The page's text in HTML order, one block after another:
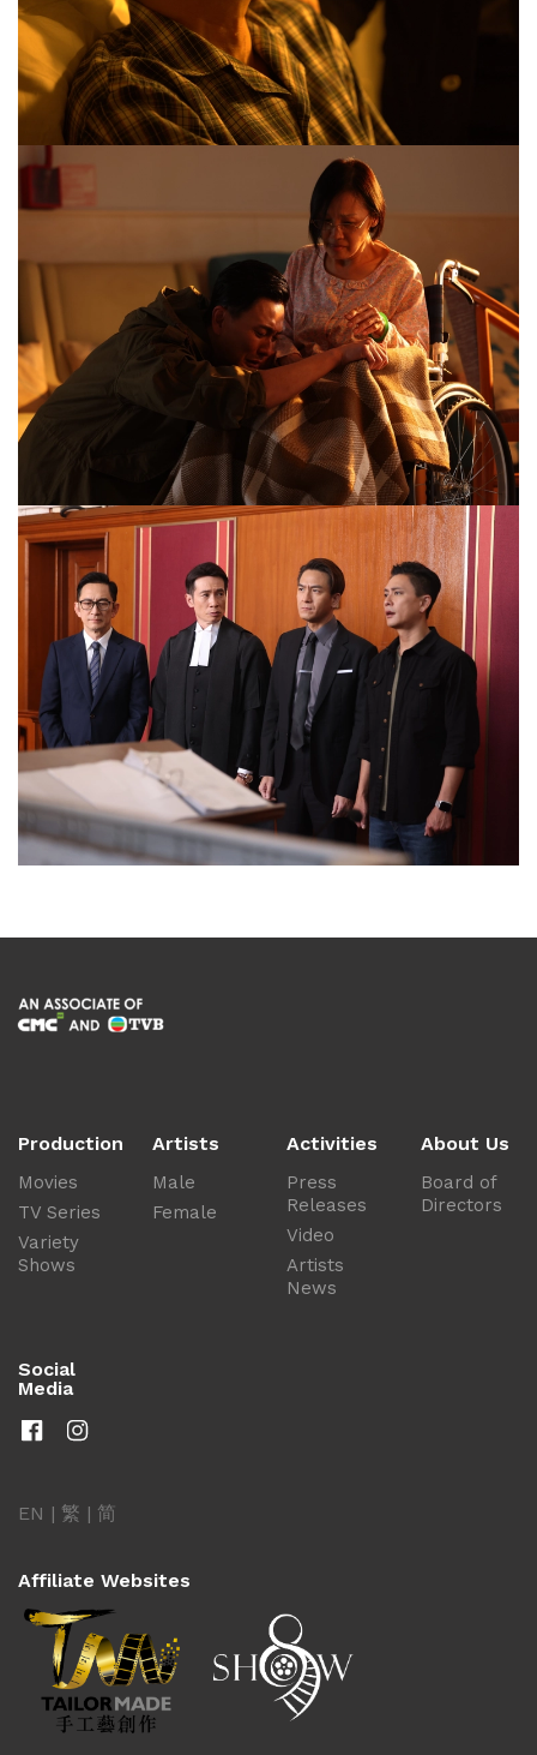
Production
Movies
TV Series
Variety
Shows
Artists
Male
Female
Activities
Press
Releases
Video
Artists
News
About Us
Board of
Directors
Social
Media
EN | 繁 | 简
Affiliate Websites